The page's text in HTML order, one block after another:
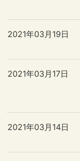
2021年03月19日
2021年03月17日
2021年03月14日